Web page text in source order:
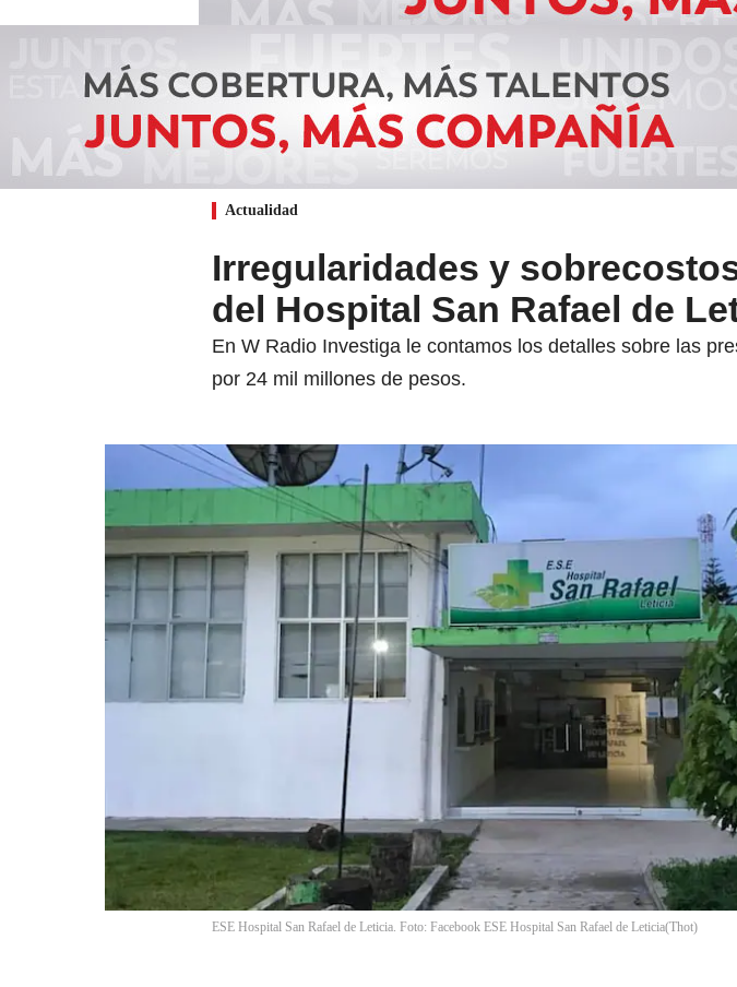
Actualidad
Irregularidades y
del Hospital San Rafael de
En W Radio Investiga le contamos los detalles sobre las
por 24 mil millones de pesos.
ESE Hospital San Rafael de Leticia. Foto: Facebook ESE Hospital San Rafael de Leticia(Thot)